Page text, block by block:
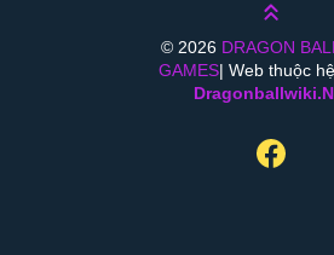
Lên trên
© 2026 DRAGON
GAMES| Web thuộc